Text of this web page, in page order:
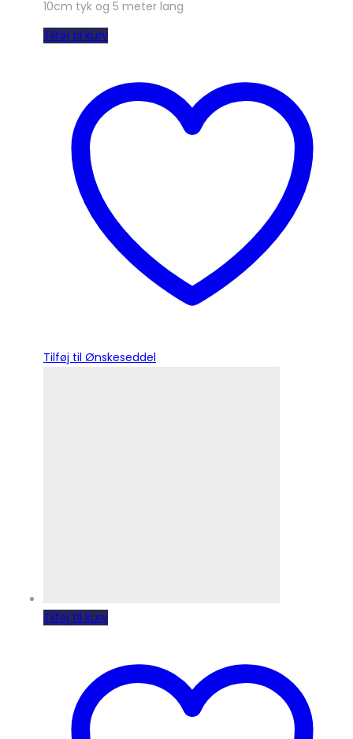
10cm tyk og 5 meter lang
Tilføj til kurv
Tilføj til Ønskeseddel
Tilføj til kurv